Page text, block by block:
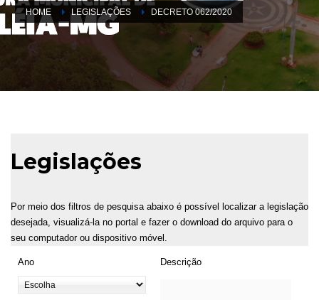
HOME LEGISLAÇÕES DECRETO 062/2020
Legislações
Por meio dos filtros de pesquisa abaixo é possível localizar a legislação
desejada, visualizá-la no portal e fazer o download do arquivo para o
seu computador ou dispositivo móvel.
Ano Descrição